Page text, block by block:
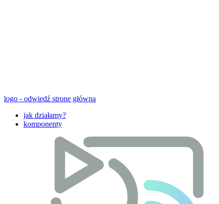
logo - odwiedź stronę główną
jak działamy?
komponenty